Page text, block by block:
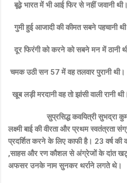
बूढ़े भारत में भी आई फिर से नहीं जवानी
गुमी हुई आजादी की कीमत सबने
दूर फिरंगी को करने को सबने मन में
चमक उठी सन 57 में वह तलवार
खूब लड़ी मरदानी वह तो झांसी वाली रानी
सुप्रसिद्ध कवयित्री सुभद्रा कुमारी
लक्ष्मी बाई की वीरता और प्रथम स्वतंत्रता
प्रदर्शित करने के लिए काफी है। 23 वर्ष की
,साहस और रण कौशल से अंग्रेजों के दांत
अफसर उनके नाम
वीर